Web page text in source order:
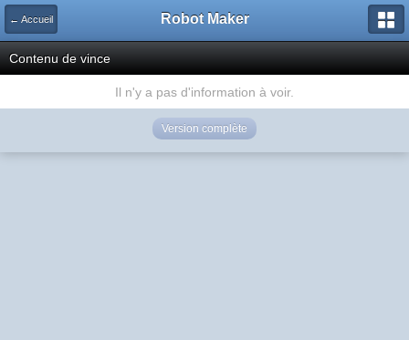
← Accueil Robot Maker
Contenu de vince
Il n'y a pas d'information à voir.
Version complète